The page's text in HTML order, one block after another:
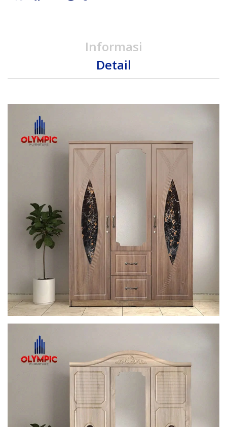
Informasi
Detail